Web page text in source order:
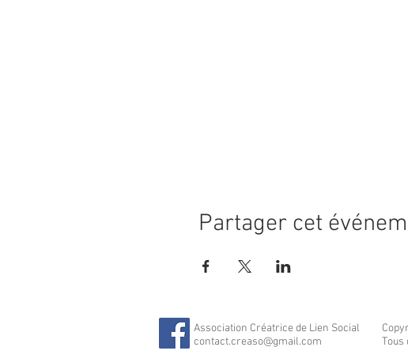
Partager cet
Association Créatrice de Lien Social
contact.creaso@gmail.com
Tous